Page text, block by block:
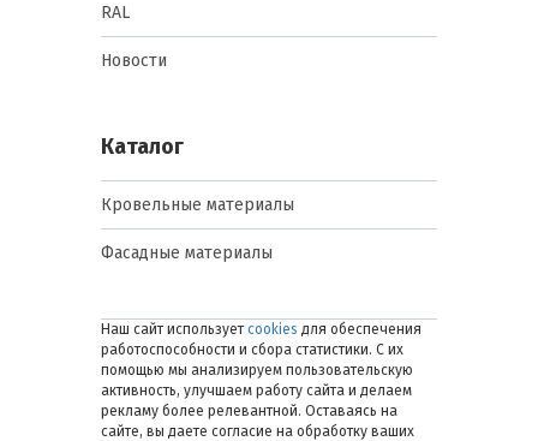
RAL
Новости
Каталог
Кровельные материалы
Фасадные материалы
Наш сайт использует cookies для обеспечения
работоспособности и сбора статистики. С их
помощью мы анализируем пользовательскую
активность, улучшаем работу сайта и делаем
рекламу более релевантной. Оставаясь на
сайте, вы даете согласие на обработку ваших